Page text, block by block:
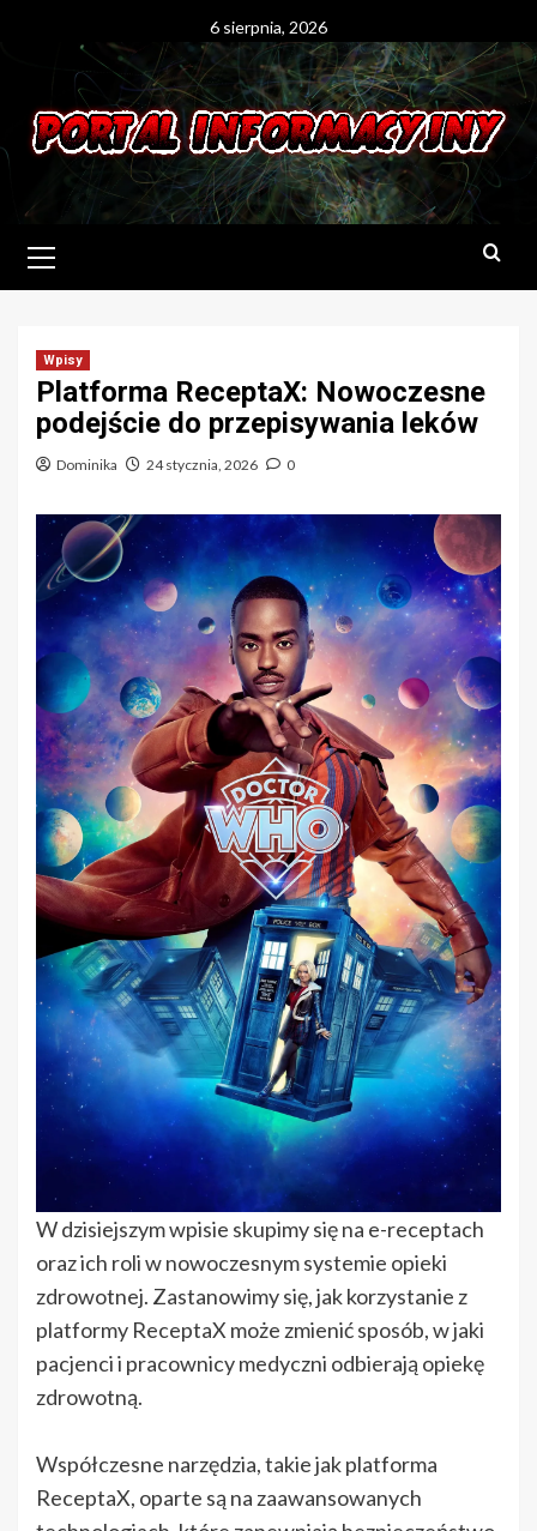
6 sierpnia, 2026
Menu
Wpisy
Platforma ReceptaX: Nowoczesne
podejście do przepisywania leków
Dominika 24 stycznia, 2026 0
W dzisiejszym wpisie skupimy się na e-receptach
oraz ich roli w nowoczesnym systemie opieki
zdrowotnej. Zastanowimy się, jak korzystanie z
platformy ReceptaX może zmienić sposób, w jaki
pacjenci i pracownicy medyczni odbierają opiekę
zdrowotną.
Współczesne narzędzia, takie jak platforma
ReceptaX, oparte są na zaawansowanych